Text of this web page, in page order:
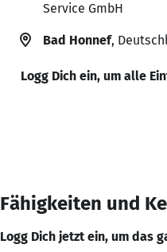
Service GmbH
Bad Honnef,
Logg Dich ein, um alle
Fähigkeiten und
Logg Dich jetzt ein, um das